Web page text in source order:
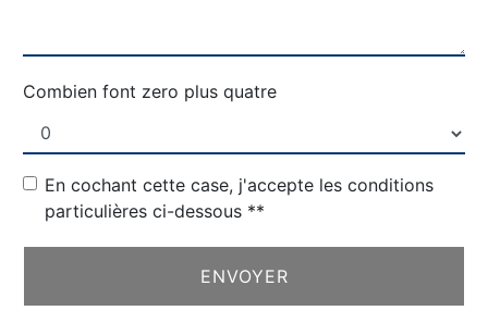
Combien font zero plus quatre
En cochant cette case, j'accepte les conditions
particulières ci-dessous **
ENVOYER